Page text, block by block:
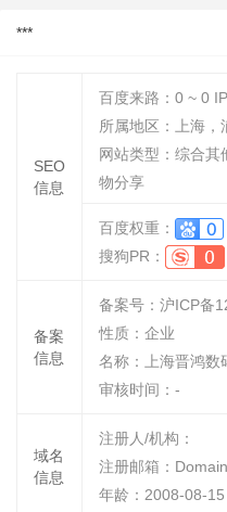
***
SEO
信息
百度来路： 0 ~ 0 IP
所属地区：上海，
网站类型：综合其
物分享
百度权重：
搜狗PR：
备案
信息
备案号：沪ICP备
性质： 企业
名称：
上海晋鸿
审核时间： -
域名
信息
注册人/机构：
注册邮箱：
年龄：2008-08-15